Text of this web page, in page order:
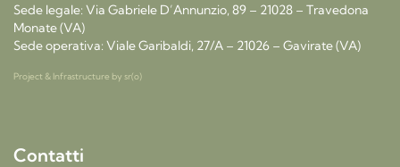
Sede legale: Via Gabriele D’Annunzio, 89 – 21028 – Travedona
Monate (VA)
Sede operativa: Viale Garibaldi, 27/A – 21026 – Gavirate (VA)
Project & Infrastructure by sr(o)
Contatti